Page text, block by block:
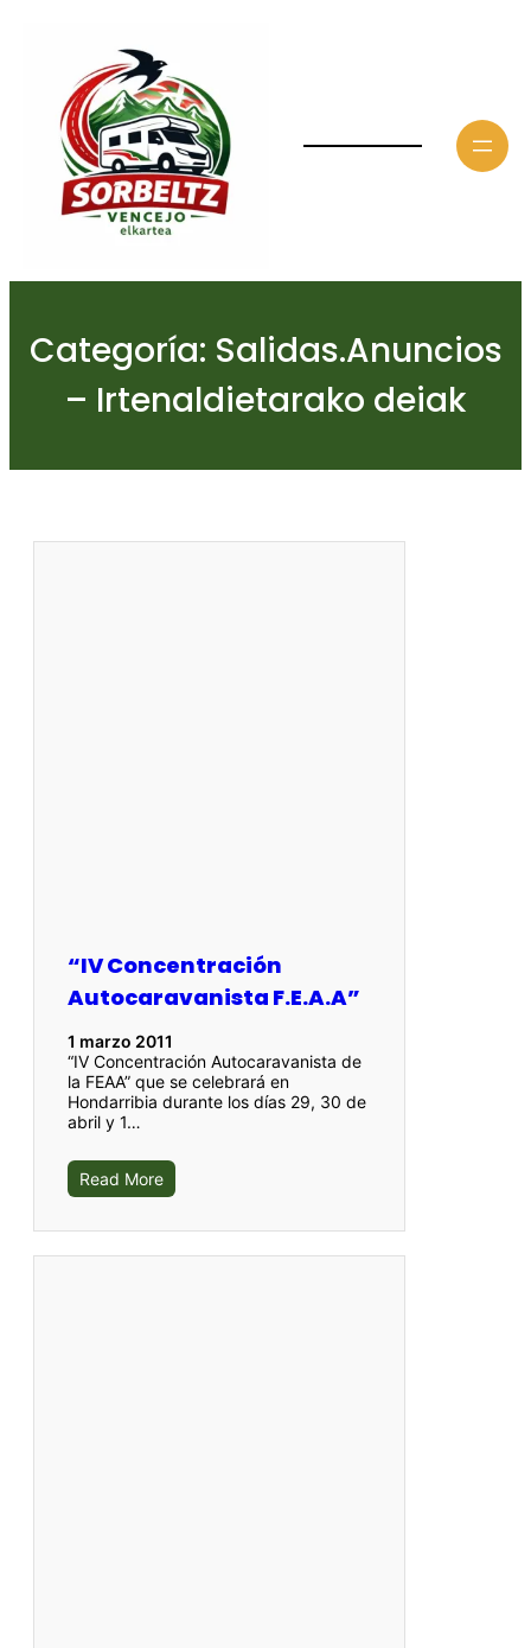
Categoría: Salidas.Anuncios
– Irtenaldietarako deiak
“IV Concentración
Autocaravanista F.E.A.A”
1 marzo 2011
“IV Concentración Autocaravanista de
la FEAA” que se celebrará en
Hondarribia durante los días 29, 30 de
abril y 1…
Read More